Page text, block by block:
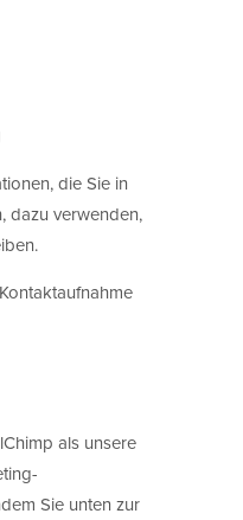
die Sie in
dazu verwenden,
als unsere
Sie unten zur